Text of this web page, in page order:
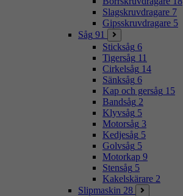
Slagskruvdragare 7
Gipsskruvdragare 5
Såg 91
Sticksåg 6
Tigersåg 11
Cirkelsåg 14
Sänksåg 6
Kap och gersåg 15
Bandsåg 2
Klyvsåg 5
Motorsåg 3
Kedjesåg 5
Golvsåg 5
Motorkap 9
Stensåg 5
Kakelskärare 2
Slipmaskin 28